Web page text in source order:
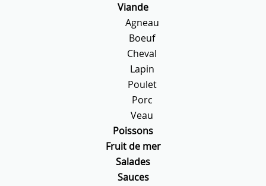
Viande
Agneau
Boeuf
Cheval
Lapin
Poulet
Porc
Veau
Poissons
Fruit de mer
Salades
Sauces